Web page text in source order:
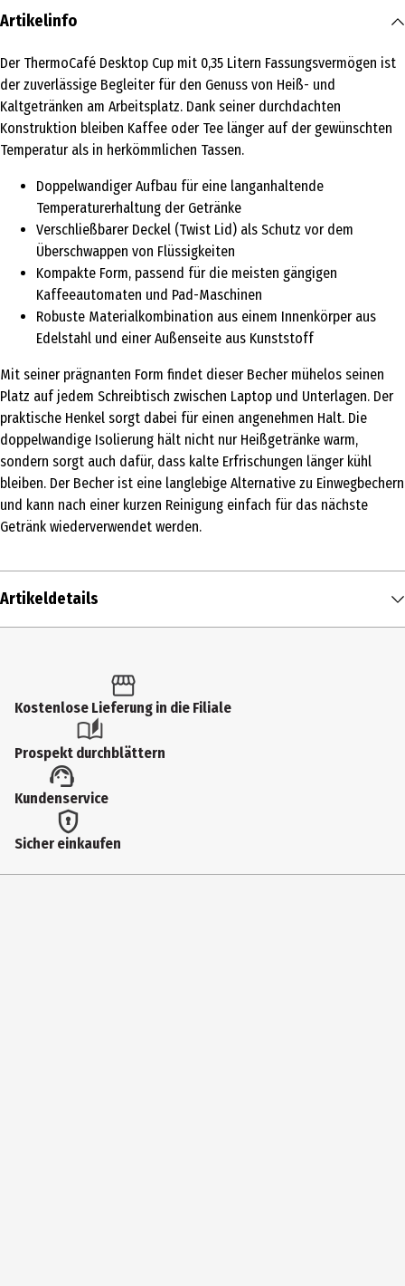
Artikelinfo
Der ThermoCafé Desktop Cup mit 0,35 Litern Fassungsvermögen ist
der zuverlässige Begleiter für den Genuss von Heiß- und
Kaltgetränken am Arbeitsplatz. Dank seiner durchdachten
Konstruktion bleiben Kaffee oder Tee länger auf der gewünschten
Temperatur als in herkömmlichen Tassen.
Doppelwandiger Aufbau für eine langanhaltende
Temperaturerhaltung der Getränke
Verschließbarer Deckel (Twist Lid) als Schutz vor dem
Überschwappen von Flüssigkeiten
Kompakte Form, passend für die meisten gängigen
Kaffeeautomaten und Pad-Maschinen
Robuste Materialkombination aus einem Innenkörper aus
Edelstahl und einer Außenseite aus Kunststoff
Mit seiner prägnanten Form findet dieser Becher mühelos seinen
Platz auf jedem Schreibtisch zwischen Laptop und Unterlagen. Der
praktische Henkel sorgt dabei für einen angenehmen Halt. Die
doppelwandige Isolierung hält nicht nur Heißgetränke warm,
sondern sorgt auch dafür, dass kalte Erfrischungen länger kühl
bleiben. Der Becher ist eine langlebige Alternative zu Einwegbechern
und kann nach einer kurzen Reinigung einfach für das nächste
Getränk wiederverwendet werden.
Artikeldetails
Produkttyp
Isolierkannen
Fassungsvermögen
0.35 l
Kostenlose Lieferung in die Filiale
Prospekt durchblättern
Kundenservice
Sicher einkaufen